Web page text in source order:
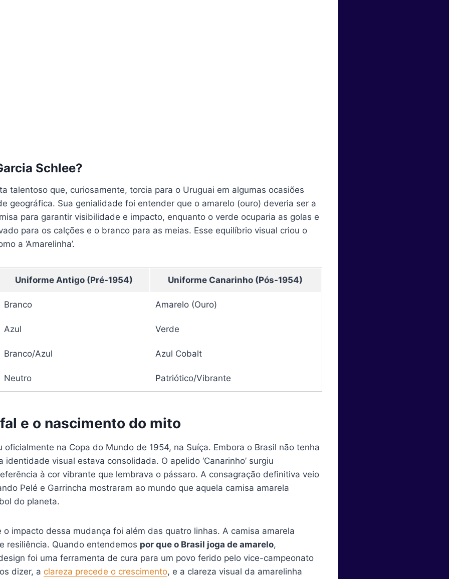
Schlee?
talentoso que, curiosamente, torcia para o Uruguai em algumas ocasiões
geográfica. Sua genialidade foi entender que o amarelo (ouro) deveria ser a
para garantir visibilidade e impacto, enquanto o verde ocuparia as golas e
para os calções e o branco para as meias. Esse equilíbrio visual criou o
a ‘Amarelinha’.
Uniforme Antigo (Pré-1954) Uniforme Canarinho (Pós-1954)
Branco Amarelo (Ouro)
Azul Verde
Branco/Azul Azul Cobalt
Neutro Patriótico/Vibrante
e o nascimento do mito
oficialmente na Copa do Mundo de 1954, na Suíça. Embora o Brasil não tenha
identidade visual estava consolidada. O apelido ‘Canarinho’ surgiu
à cor vibrante que lembrava o pássaro. A consagração definitiva veio
Pelé e Garrincha mostraram ao mundo que aquela camisa amarela
do planeta.
o impacto dessa mudança foi além das quatro linhas. A camisa amarela
resiliência. Quando entendemos por que o Brasil joga de amarelo,
foi uma ferramenta de cura para um povo ferido pelo vice-campeonato
dizer, a clareza precede o crescimento, e a clareza visual da amarelinha